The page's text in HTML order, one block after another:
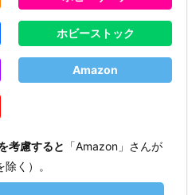
ホビーストック
Amazon
考慮すると 「Amazon」さんが
く）。